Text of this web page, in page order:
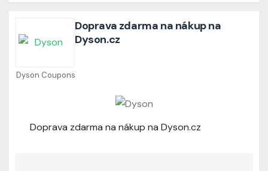
Dyson Coupons
Doprava zdarma na nákup na
Dyson.cz
Doprava zdarma na nákup na Dyson.cz